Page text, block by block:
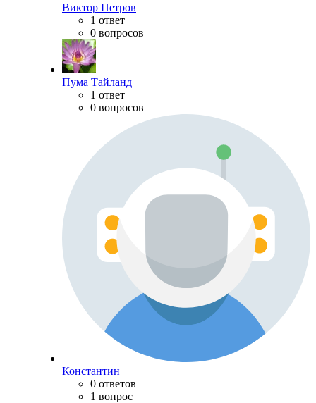
Виктор Петров
1 ответ
0 вопросов
Пума Тайланд
1 ответ
0 вопросов
Константин
0 ответов
1 вопрос